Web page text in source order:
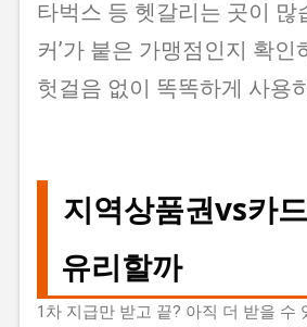
타벅스 등 헷갈리는 곳이 많
커’가 붙은 가맹점인지 확인
헛걸음 없이 똑똑하게 사용
지역상품권vs카
유리할까
1차 지급만 받고 끝? 아직 더 받을 수